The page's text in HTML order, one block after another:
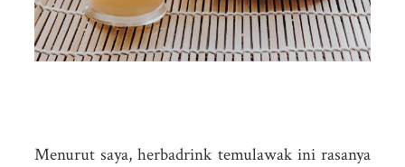
Menurut saya, herbadrink temulawak ini rasanya